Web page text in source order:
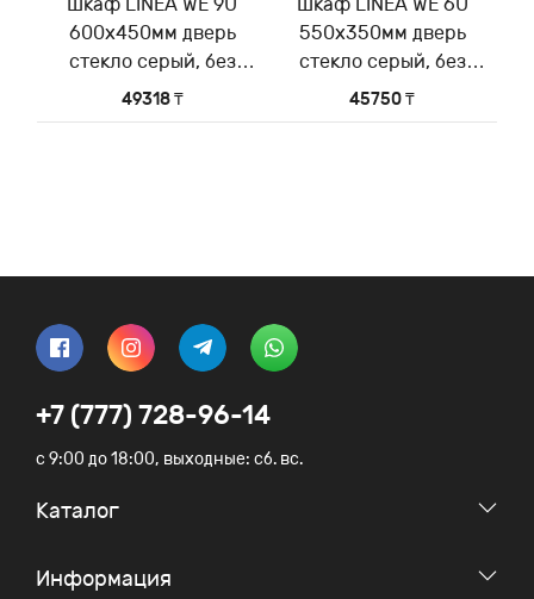
600x450мм дверь
стекло серый, без
задней стенки
49318 ₸
550x350мм дверь
стекло серый, без
задней стенки
45750 ₸
+7 (777) 728-96-14
c 9:00 до 18:00, выходные: сб. вс.
Каталог
Информация